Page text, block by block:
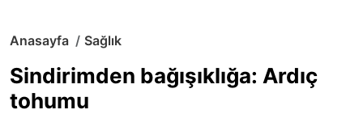
Anasayfa Sağlık
Sindirimden bağışıklığa: Ardıç
tohumu